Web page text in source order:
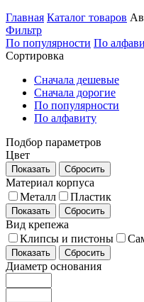
Главная Каталог товаров
Фильтр
По популярности По
Сортировка
Сначала дешевые
Сначала дорогие
По популярности
По алфавиту
Подбор параметров
Цвет
Показать Сбросить
Материал корпуса
Металл
Пластик
Показать Сбросить
Вид крепежа
Клипсы и пистоны
Показать Сбросить
Диаметр основания